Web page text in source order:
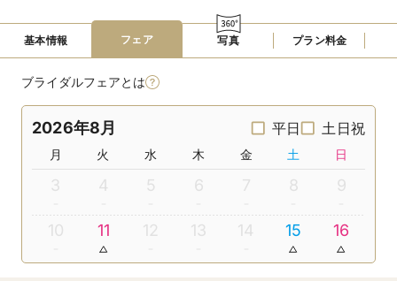
基本情報 フェア 写真 プラン料金
ブライダルフェアとは
2026年8月 平日 土日祝
月 火 水 木 金 土 日
3 4 5 6 7 8 9
10 11 12 13 14 15 16